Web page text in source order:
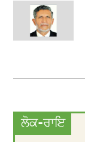
ਲੋਕ-ਰਾਇ